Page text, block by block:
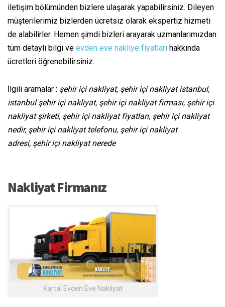
iletişim bölümünden bizlere ulaşarak yapabilirsiniz. Dileyen
müşterilerimiz bizlerden ücretsiz olarak ekspertiz hizmeti
de alabilirler. Hemen şimdi bizleri arayarak uzmanlarımızdan
tüm detaylı bilgi ve evden eve nakliye fiyatları hakkında
ücretleri öğrenebilirsiniz.
İlgili aramalar : şehir içi nakliyat, şehir içi nakliyat istanbul,
istanbul şehir içi nakliyat, şehir içi nakliyat firması, şehir içi
nakliyat şirketi, şehir içi nakliyat fiyatları, şehir içi nakliyat
nedir, şehir içi nakliyat telefonu, şehir içi nakliyat
adresi, şehir içi nakliyat nerede
Nakliyat Firmanız
Kartal Evden Eve Nakliyat